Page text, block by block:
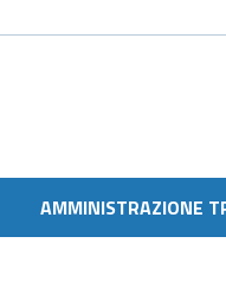
AMMINISTRAZIONE